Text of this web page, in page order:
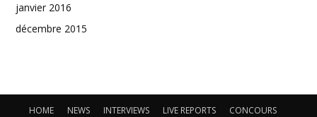
janvier 2016
décembre 2015
HOME NEWS INTERVIEWS LIVE REPORTS CONCOURS